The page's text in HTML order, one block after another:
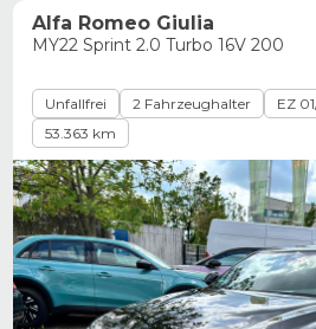
Alfa Romeo Giulia
MY22 Sprint 2.0 Turbo 16V 200
Unfallfrei 2 Fahrzeughalter
EZ
53.363 km